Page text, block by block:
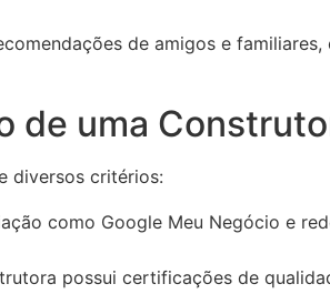
de amigos e
de uma
diversos critérios:
como Google Meu Negócio e
possui certificações de